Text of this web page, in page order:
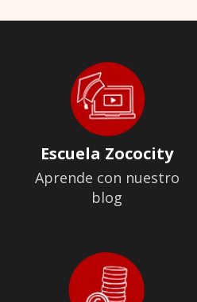
Escuela Zococity
Aprende con nuestro
blog